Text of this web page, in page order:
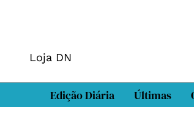
Loja DN
Edição Diária Últimas